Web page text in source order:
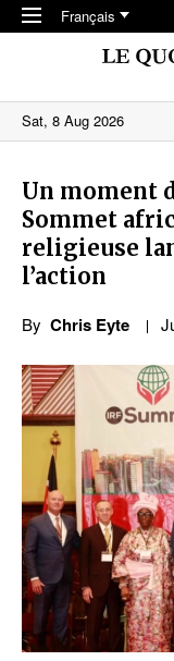
Skip to main content
Français
Sat, 8 Aug 2026
Un moment
Sommet
religieuse
l’action
By Chris Eyte